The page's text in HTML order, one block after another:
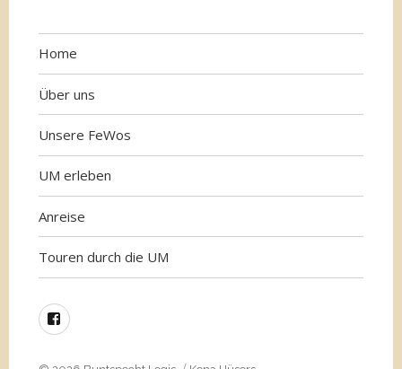
Home
Über uns
Unsere FeWos
UM erleben
Anreise
Touren durch die UM
Facebook